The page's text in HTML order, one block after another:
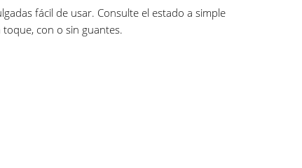
fácil de usar. Consulte el estado a simple
toque, con o sin guantes.